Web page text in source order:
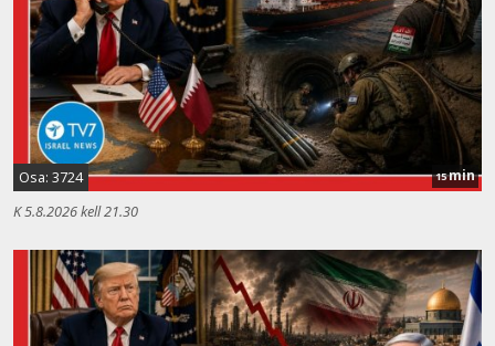
Osa: 3724 15min
K 5.8.2026 kell 21.30